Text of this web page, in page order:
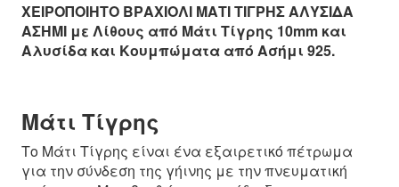
ΧΕΙΡΟΠΟΙΗΤΟ ΒΡΑΧΙΟΛΙ ΜΑΤΙ ΤΙΓΡΗΣ ΑΛΥΣΙΔΑ
ΑΣΗΜΙ με Λίθους από Μάτι Τίγρης 10mm και
Αλυσίδα και Κουμπώματα από Ασήμι 925.
Μάτι Τίγρης
Το Μάτι Τίγρης είναι ένα εξαιρετικό πέτρωμα
για την σύνδεση της γήινης με την πνευματική